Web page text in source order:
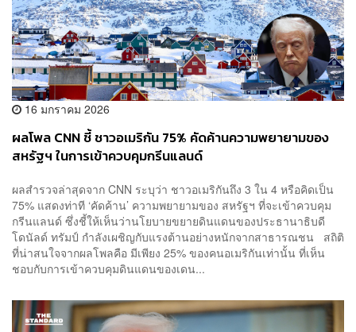
16 มกราคม 2026
ผลโพล CNN ชี้ ชาวอเมริกัน 75% คัดค้านความพยายามของ
สหรัฐฯ ในการเข้าควบคุมกรีนแลนด์
ผลสำรวจล่าสุดจาก CNN ระบุว่า ชาวอเมริกันถึง 3 ใน 4 หรือคิดเป็น
75% แสดงท่าที ‘คัดค้าน’ ความพยายามของ สหรัฐฯ ที่จะเข้าควบคุม
กรีนแลนด์ ซึ่งชี้ให้เห็นว่านโยบายขยายดินแดนของประธานาธิบดี
โดนัลด์ ทรัมป์ กำลังเผชิญกับแรงต้านอย่างหนักจากสาธารณชน สถิติ
ที่น่าสนใจจากผลโพลคือ มีเพียง 25% ของคนอเมริกันเท่านั้น ที่เห็น
ชอบกับการเข้าควบคุมดินแดนของเดน...